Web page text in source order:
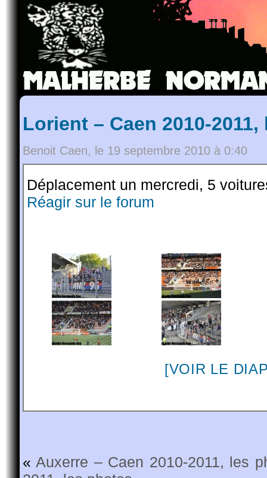
Lorient – Caen 2010-
Benoit Caen, le 19 septembre 2010 à 0:40
Déplacement un mercredi, 5
Réagir sur le forum
[VOIR LE
«Auxerre – Caen 2010-2011, les